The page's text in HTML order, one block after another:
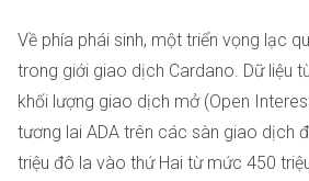
Về phía phái sinh, một triển vọng lạc
trong giới giao dịch Cardano. Dữ liệu
khối lượng giao dịch mở (Open
tương lai ADA trên các sàn giao dịch
triệu đô la vào thứ Hai từ mức 450